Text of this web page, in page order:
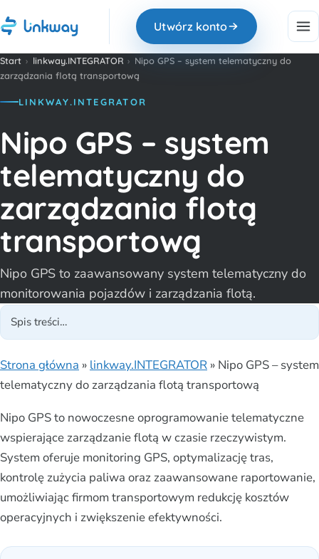
Utwórz konto
Start › linkway.INTEGRATOR › Nipo GPS – system telematyczny do
zarządzania flotą transportową
LINKWAY.INTEGRATOR
Nipo GPS – system
telematyczny do
zarządzania flotą
transportową
Nipo GPS to zaawansowany system telematyczny do
monitorowania pojazdów i zarządzania flotą.
Strona główna » linkway.INTEGRATOR » Nipo GPS – system
telematyczny do zarządzania flotą transportową
Nipo GPS to nowoczesne oprogramowanie telematyczne
wspierające zarządzanie flotą w czasie rzeczywistym.
System oferuje monitoring GPS, optymalizację tras,
kontrolę zużycia paliwa oraz zaawansowane raportowanie,
umożliwiając firmom transportowym redukcję kosztów
operacyjnych i zwiększenie efektywności.